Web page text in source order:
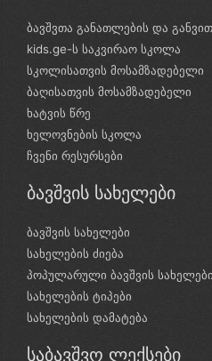
ბავშვთა განათლების და
kids.ge-ს საკვირაო სკოლა
სკოლისათვის მოსამზადებელი
ბაღისათვის მოსამზადებელი
ხატვის წრე
ხელოვნების სკოლა
ჩვენი რესურსები
ბავშვის სახელები
ბავშვის სახელები
სახელების ძიება
პოპულარული ბავშვის სახელები
სახელების ტიპები
სახელების დამატება
საბავშვო ლექსები